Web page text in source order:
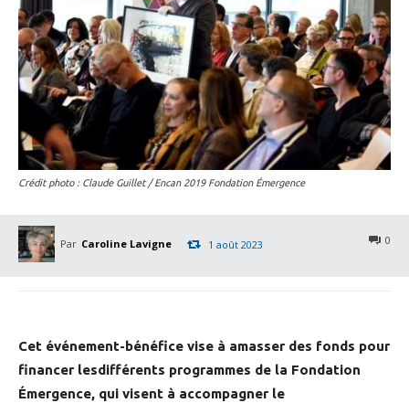
Crédit photo : Claude Guillet / Encan 2019 Fondation Émergence
Par Caroline Lavigne 0
1 août 2023
Cet événement-bénéfice vise à amasser des fonds pour
financer lesdifférents programmes de la Fondation
Émergence, qui visent à accompagner le